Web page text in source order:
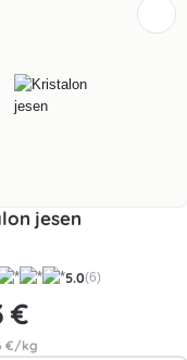
jesen
5.0(6)
€
€/kg